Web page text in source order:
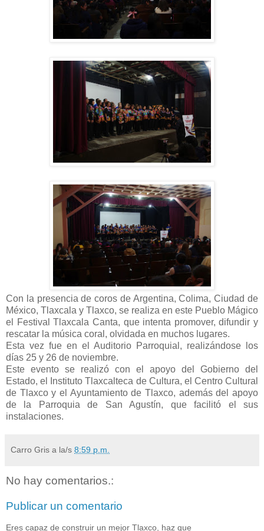
Con la presencia de coros de Argentina, Colima, Ciudad de
México, Tlaxcala y Tlaxco, se realiza en este Pueblo Mágico
el Festival Tlaxcala Canta, que intenta promover, difundir y
rescatar la música coral, olvidada en muchos lugares.
Esta vez fue en el Auditorio Parroquial, realizándose los
días 25 y 26 de noviembre.
Este evento se realizó con el apoyo del Gobierno del
Estado, el Instituto Tlaxcalteca de Cultura, el Centro Cultural
de Tlaxco y el Ayuntamiento de Tlaxco, además del apoyo
de la Parroquia de San Agustín, que facilitó el sus
instalaciones.
Carro Gris a la/s 8:59 p.m.
No hay comentarios.:
Publicar un comentario
Eres capaz de construir un mejor Tlaxco, haz que